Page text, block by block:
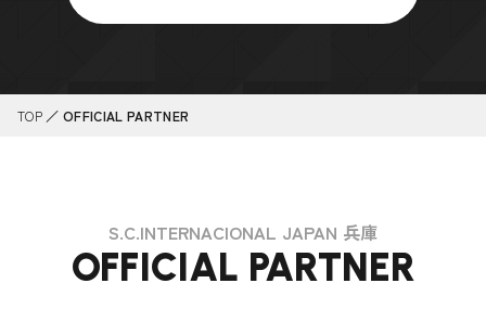
TOP ／OFFICIAL PARTNER
S.C.INTERNACIONAL JAPAN 兵庫
OFFICIAL PARTNER